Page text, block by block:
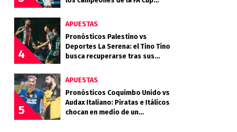
4
APUESTAS
Pronósticos Palestino vs
Deportes La Serena: el Tino Tino
busca recuperarse tras sus
5
APUESTAS
Pronósticos Coquimbo Unido vs
Audax Italiano: Piratas e Itálicos
chocan en medio de un